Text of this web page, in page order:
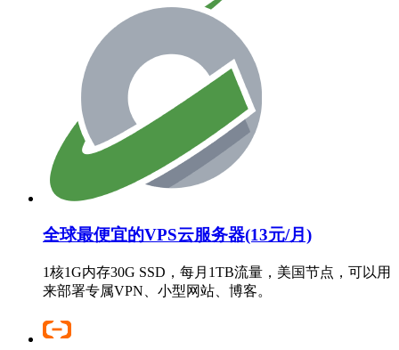
全球最便宜的VPS云服务器(13元/月)
1核1G内存30G SSD，每月1TB流量，美国节点，可以用
来部署专属VPN、小型网站、博客。